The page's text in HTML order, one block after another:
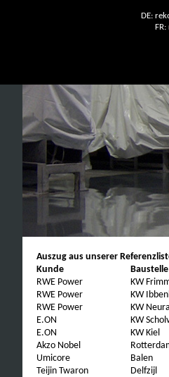
Auszug aus unserer
Kunde
Baustelle
RWE Power
KW
RWE Power
KW
RWE Power
KW
E.ON
KW
E.ON
KW Kiel
Akzo Nobel
Umicore
Balen
Teijin Twaron
Delfzijl
DE: